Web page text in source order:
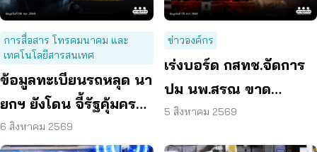
การสื่อสาร โทรคมนาคม และ
เทคโนโลยีสารสนเทศ
ข้อมูลทะเบียนรถหลุด นา
ยกฯ ยังโดน จี้รัฐคุ้มครอง
ข้อมูลส่วนบุคคล
6 สิงหาคม 2569
ข่าวองค์กร
เร่งบอร์ด กสทช.จัดการ
ปม นพ.สรณ ขาด
คุณสมบัติ ตามมติ
5 สิงหาคม 2569